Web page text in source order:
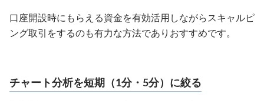
口座開設時にもらえる資金を有効活用しながらスキャルピ
ング取引をするのも有力な方法でありおすすめです。
チャート分析を短期（1分・5分）に絞る